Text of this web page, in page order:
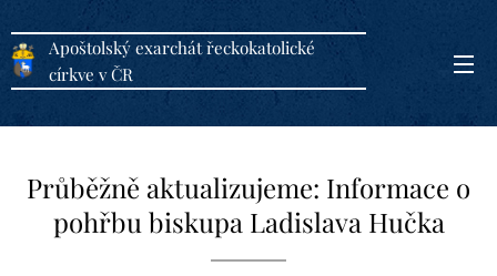
Apoštolský exarchát řeckokatolické
církve v ČR
Průběžně aktualizujeme: Informace o
pohřbu biskupa Ladislava Hučka